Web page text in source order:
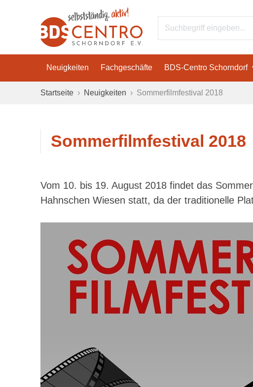
Neuigkeiten Fachgeschäfte BDS-Centro Schorndorf
Startseite Neuigkeiten Sommerfilmfestival 2018
Sommerfilmfestival 2018
Vom 10. bis 19. August 2018 findet das
Hahnschen Wiesen statt, da der traditionelle